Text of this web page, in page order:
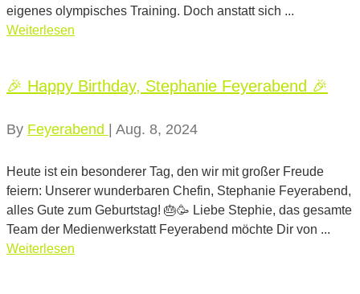
eigenes olympisches Training. Doch anstatt sich ...
Weiterlesen
🎉 Happy Birthday, Stephanie Feyerabend 🎉
By Feyerabend | Aug. 8, 2024
Heute ist ein besonderer Tag, den wir mit großer Freude
feiern: Unserer wunderbaren Chefin, Stephanie Feyerabend,
alles Gute zum Geburtstag! 🎂🥳 Liebe Stephie, das gesamte
Team der Medienwerkstatt Feyerabend möchte Dir von ...
Weiterlesen